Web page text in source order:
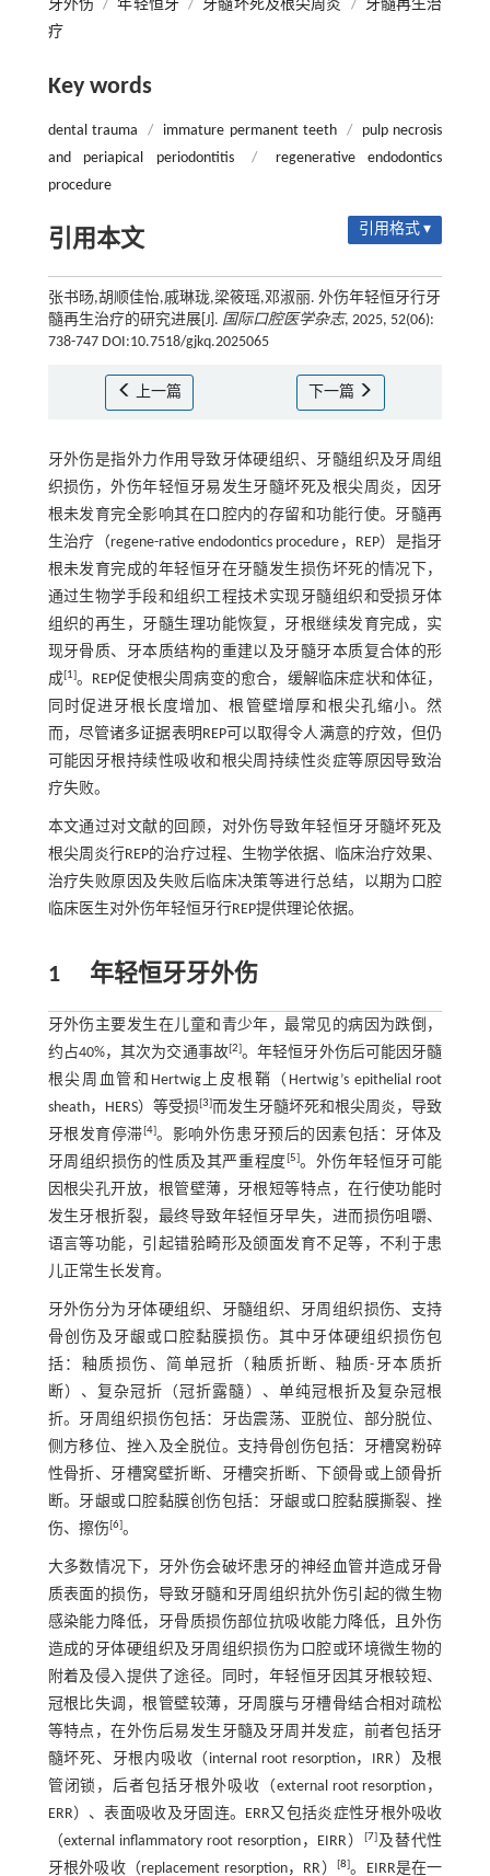
牙外伤 / 年轻恒牙 / 牙髓坏死及根尖周炎 / 牙髓再生治
疗
Key words
dental trauma / immature permanent teeth /
pulp necrosis
and periapical periodontitis
/
regenerative endodontics
procedure
引用本文 引用格式 ▾
张书旸,胡顺佳怡,戚琳珑,梁筱瑶,邓淑丽. 外伤年轻恒牙行牙
髓再生治疗的研究进展[J]. 国际口腔医学杂志, 2025, 52(06):
738-747 DOI:10.7518/gjkq.2025065
上一篇 下一篇
牙外伤是指外力作用导致牙体硬组织、牙髓组织及牙周组
织损伤，外伤年轻恒牙易发生牙髓坏死及根尖周炎，因牙
根未发育完全影响其在口腔内的存留和功能行使。牙髓再
生治疗（regene-rative endodontics procedure，REP）是指牙
根未发育完成的年轻恒牙在牙髓发生损伤坏死的情况下，
通过生物学手段和组织工程技术实现牙髓组织和受损牙体
组织的再生，牙髓生理功能恢复，牙根继续发育完成，实
现牙骨质、牙本质结构的重建以及牙髓牙本质复合体的形
成[1]。REP促使根尖周病变的愈合，缓解临床症状和体征，
同时促进牙根长度增加、根管壁增厚和根尖孔缩小。然
而，尽管诸多证据表明REP可以取得令人满意的疗效，但仍
可能因牙根持续性吸收和根尖周持续性炎症等原因导致治
疗失败。
本文通过对文献的回顾，对外伤导致年轻恒牙牙髓坏死及
根尖周炎行REP的治疗过程、生物学依据、临床治疗效果、
治疗失败原因及失败后临床决策等进行总结，以期为口腔
临床医生对外伤年轻恒牙行REP提供理论依据。
1年轻恒牙牙外伤
牙外伤主要发生在儿童和青少年，最常见的病因为跌倒，
约占40%，其次为交通事故[2]。年轻恒牙外伤后可能因牙髓
根尖周血管和Hertwig上皮根鞘（Hertwig’s epithelial root
sheath，HERS）等受损[3]而发生牙髓坏死和根尖周炎，导致
牙根发育停滞[4]。影响外伤患牙预后的因素包括：牙体及
牙周组织损伤的性质及其严重程度 [5]。外伤年轻恒牙可能
因根尖孔开放，根管壁薄，牙根短等特点，在行使功能时
发生牙根折裂，最终导致年轻恒牙早失，进而损伤咀嚼、
语言等功能，引起错𬌗畸形及颌面发育不足等，不利于患
儿正常生长发育。
牙外伤分为牙体硬组织、牙髓组织、牙周组织损伤、支持
骨创伤及牙龈或口腔黏膜损伤。其中牙体硬组织损伤包
括：釉质损伤、简单冠折（釉质折断、釉质-牙本质折
断）、复杂冠折（冠折露髓）、单纯冠根折及复杂冠根
折。牙周组织损伤包括：牙齿震荡、亚脱位、部分脱位、
侧方移位、挫入及全脱位。支持骨创伤包括：牙槽窝粉碎
性骨折、牙槽窝壁折断、牙槽突折断、下颌骨或上颌骨折
断。牙龈或口腔黏膜创伤包括：牙龈或口腔黏膜撕裂、挫
伤、擦伤[6]。
大多数情况下，牙外伤会破坏患牙的神经血管并造成牙骨
质表面的损伤，导致牙髓和牙周组织抗外伤引起的微生物
感染能力降低，牙骨质损伤部位抗吸收能力降低，且外伤
造成的牙体硬组织及牙周组织损伤为口腔或环境微生物的
附着及侵入提供了途径。同时，年轻恒牙因其牙根较短、
冠根比失调，根管壁较薄，牙周膜与牙槽骨结合相对疏松
等特点，在外伤后易发生牙髓及牙周并发症，前者包括牙
髓坏死、牙根内吸收（internal root resorption，IRR）及根
管闭锁，后者包括牙根外吸收（external root resorption，
ERR）、表面吸收及牙固连。ERR又包括炎症性牙根外吸收
（external inflammatory root resorption，EIRR）[7]及替代性
牙根外吸收（replacement resorption，RR）
[8]。EIRR是在一